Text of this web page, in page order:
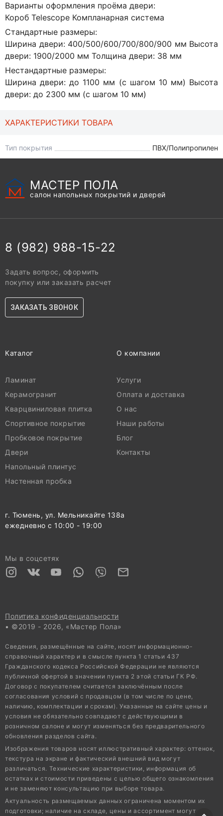
Варианты оформления проёма двери:
Короб Telescope Компланарная система
Стандартные размеры:
Ширина двери: 400/500/600/700/800/900 мм Высота
двери: 1900/2000 мм Толщина двери: 38 мм
Нестандартные размеры:
Ширина двери: до 1100 мм (с шагом 10 мм) Высота
двери: до 2300 мм (с шагом 10 мм)
ХАРАКТЕРИСТИКИ ТОВАРА
Тип покрытия ПВХ/Полипропилен
МАСТЕР ПОЛА
салон напольных покрытий и дверей
8 (982) 988-15-22
Задать вопрос, оформить
покупку или заказать расчет
ЗАКАЗАТЬ ЗВОНОК
Каталог
Ламинат
Керамогранит
Кварцвиниловая плитка
Спортивное покрытие
Пробковое покрытие
Двери
Напольный плинтус
Настенная пробка
О компании
Услуги
Оплата и доставка
О нас
Наши работы
Блог
Контакты
г. Тюмень, ул. Мельникайте 138а
ежедневно с 10:00 - 19:00
Мы в соцсетях
Политика конфиденциальности
• ©2019 - 2026, «Мастер Пола»
Сведения, размещённые на сайте, носят информационно-
справочный характер и в смысле пункта 1 статьи 437
Гражданского кодекса Российской Федерации не являются
публичной офертой в значении пункта 2 этой статьи ГК РФ.
Договор с покупателем считается заключённым после
согласования условий с продавцом (в том числе по цене,
наличию, комплектации и срокам). Указанные на сайте цены и
условия не обязательно совпадают с действующими в
розничном салоне и могут изменяться без предварительного
обновления разделов сайта.
Изображения товаров носят иллюстративный характер: оттенок,
текстура на экране и фактический внешний вид могут
различаться. Технические характеристики, информация об
остатках и стоимости приведены с целью общего ознакомления
и не заменяют консультацию при выборе товара.
Актуальность размещаемых данных ограничена моментом их
подготовки; наличие на складе, цены и ассортимент могут